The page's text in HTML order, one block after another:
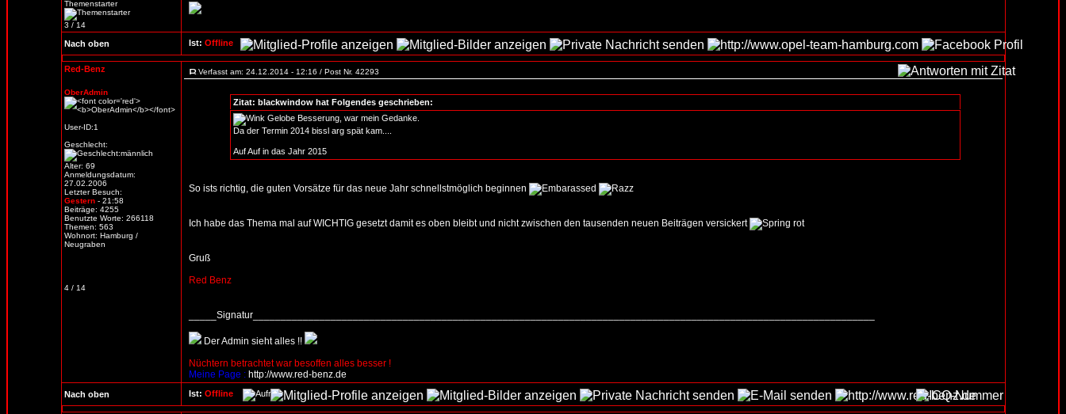
Themenstarter
3 / 14
Nach oben Ist: Offline
Red-Benz
OberAdmin
User-ID:1
Geschlecht:
Alter: 69
Anmeldungsdatum:
27.02.2006
Letzter Besuch:
Gestern- 21:58
Beiträge: 4255
Benutzte Worte: 266118
Themen: 563
Wohnort: Hamburg /
Neugraben
4 / 14
Verfasst am: 24.12.2014 - 12:16 / Post Nr. 42293
Zitat: blackwindow hat Folgendes geschrieben:
Gelobe Besserung, war mein Gedanke.
Da der Termin 2014 bissl arg spät kam....
Auf Auf in das Jahr 2015
So ists richtig, die guten Vorsätze für das neue Jahr schnellstmöglich beginnen
Ich habe das Thema mal auf WICHTIG gesetzt damit es oben bleibt und nicht zwischen den tausenden neuen Beiträgen versickert
Gruß
Red Benz
_____Signatur________________________________________________________________________________________________________________
Der Admin sieht alles !!
Nüchtern betrachtet war besoffen alles besser !
Meine Page : http://www.red-benz.de
Nach oben Ist: Offline